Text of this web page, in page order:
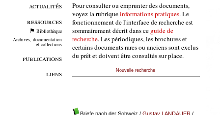
actualités
ressources
Bibliothèque
Archives, documentation
et collections
publications
liens
Pour consulter ou emprunter des documents,
voyez la rubriqueinformations pratiques. Le
fonctionnement de l'interface de recherche est
sommairement décrit dans ce guide de
recherche. Les périodiques, les brochures et
certains documents rares ou anciens sont exclus
du prêt et doivent être consultés sur place.
Nouvelle recherche
Briefe nach der Schweiz / Gustav LANDAUER/